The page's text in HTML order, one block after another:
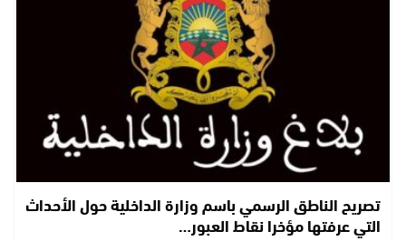
تصريح الناطق الرسمي باسم وزارة الداخلية حول الأحداث
التي عرفتها مؤخرا نقاط العبور…